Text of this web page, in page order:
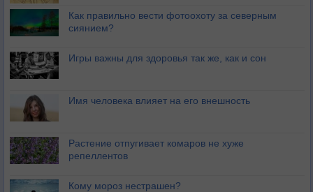
Как правильно вести фотоохоту за северным
сиянием?
Игры важны для здоровья так же, как и сон
Имя человека влияет на его внешность
Растение отпугивает комаров не хуже
репеллентов
Кому мороз нестрашен?